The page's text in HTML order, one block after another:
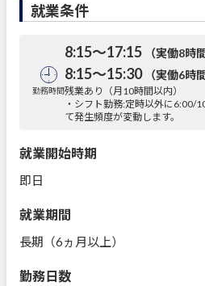
就業条件
勤務時間
8:15～17:15 （実働8時間
8:15～15:30 （実働6時
残業あり（月10時間以内）
・シフト勤務:定時以外に6:00/
て発生頻度が変動します。
就業開始時期
即日
就業期間
長期（6ヵ月以上）
勤務日数